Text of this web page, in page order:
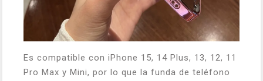
Es compatible con iPhone 15, 14 Plus, 13, 12, 11
Pro Max y Mini, por lo que la funda de teléfono